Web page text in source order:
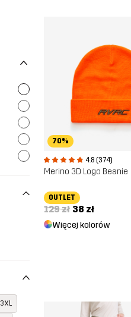
3XL
70%
4.8 (374)
Merino 3D Logo Beanie
OUTLET
129 zł 38 zł
Więcej kolorów